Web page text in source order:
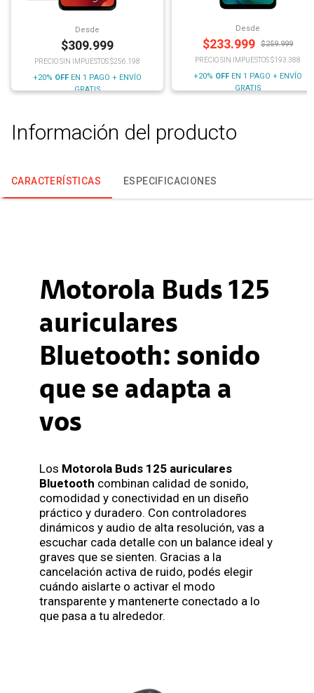
Desde
$309.999
PRECIO SIN IMPUESTOS $256.198
+20% OFF EN 1 PAGO + ENVÍO
GRATIS
Desde
$233.999 $259.999
PRECIO SIN IMPUESTOS $193.388
+20% OFF EN 1 PAGO + ENVÍO
GRATIS
Información del producto
CARACTERÍSTICAS ESPECIFICACIONES
Motorola Buds 125
auriculares
Bluetooth: sonido
que se adapta a
vos
Los Motorola Buds 125 auriculares
Bluetooth combinan calidad de sonido,
comodidad y conectividad en un diseño
práctico y duradero. Con controladores
dinámicos y audio de alta resolución, vas a
escuchar cada detalle con un balance ideal y
graves que se sienten. Gracias a la
cancelación activa de ruido, podés elegir
cuándo aislarte o activar el modo
transparente y mantenerte conectado a lo
que pasa a tu alrededor.